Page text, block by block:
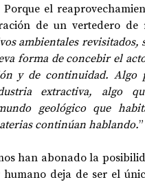
el
de un vertedero de
ambientales
forma de concebir el
y de continuidad. Algo
extractiva, algo
geológico que
continúan hablando.”
han abonado la
humano deja de ser el